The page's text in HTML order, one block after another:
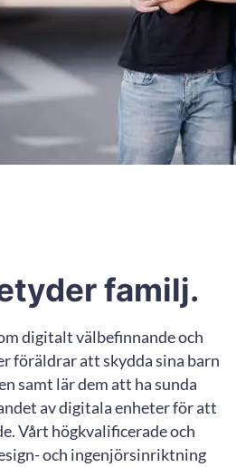
familj.
digitalt välbefinnande och
föräldrar att skydda sina barn
samt lär dem att ha sunda
av digitala enheter för att
Vårt högkvalificerade och
och ingenjörsinriktning